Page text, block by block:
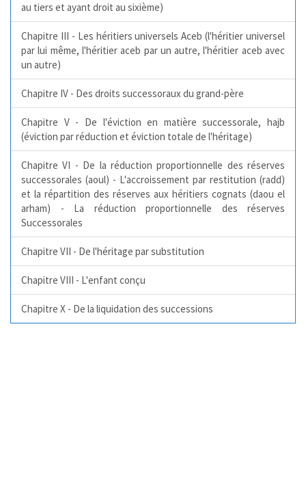
au tiers et ayant droit au sixième)
Chapitre III - Les héritiers universels Aceb (l'héritier universel
par lui même, l'héritier aceb par un autre, l'héritier aceb avec
un autre)
Chapitre IV - Des droits successoraux du grand-père
Chapitre V - De l'éviction en matière successorale, hajb
(éviction par réduction et éviction totale de l'héritage)
Chapitre VI - De la réduction proportionnelle des réserves
successorales (aoul) - L'accroissement par restitution (radd)
et la répartition des réserves aux héritiers cognats (daou el
arham) - La réduction proportionnelle des réserves
Successorales
Chapitre VII - De l'héritage par substitution
Chapitre VIII - L'enfant conçu
Chapitre X - De la liquidation des successions